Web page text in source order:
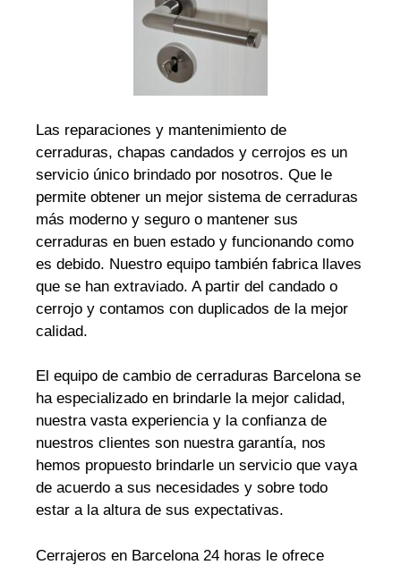
Las reparaciones y mantenimiento de
cerraduras, chapas candados y cerrojos es un
servicio único brindado por nosotros. Que le
permite obtener un mejor sistema de cerraduras
más moderno y seguro o mantener sus
cerraduras en buen estado y funcionando como
es debido. Nuestro equipo también fabrica llaves
que se han extraviado. A partir del candado o
cerrojo y contamos con duplicados de la mejor
calidad.
El equipo de cambio de cerraduras Barcelona se
ha especializado en brindarle la mejor calidad,
nuestra vasta experiencia y la confianza de
nuestros clientes son nuestra garantía, nos
hemos propuesto brindarle un servicio que vaya
de acuerdo a sus necesidades y sobre todo
estar a la altura de sus expectativas.
Cerrajeros en Barcelona 24 horas le ofrece